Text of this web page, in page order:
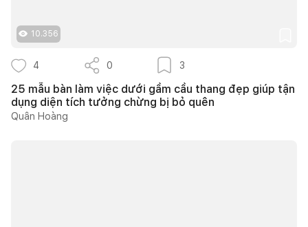
10.356
4 0 3
25 mẫu bàn làm việc dưới gầm cầu thang đẹp giúp tận
dụng diện tích tưởng chừng bị bỏ quên
Quân Hoàng